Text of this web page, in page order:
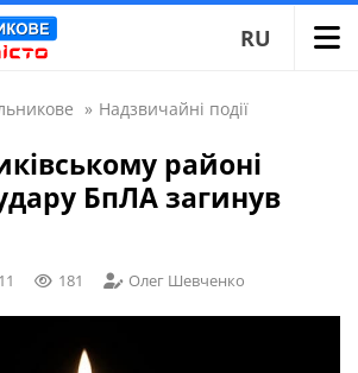
RU
» Надзвичайні події
районі
БпЛА загинув
181 Олег Шевченко